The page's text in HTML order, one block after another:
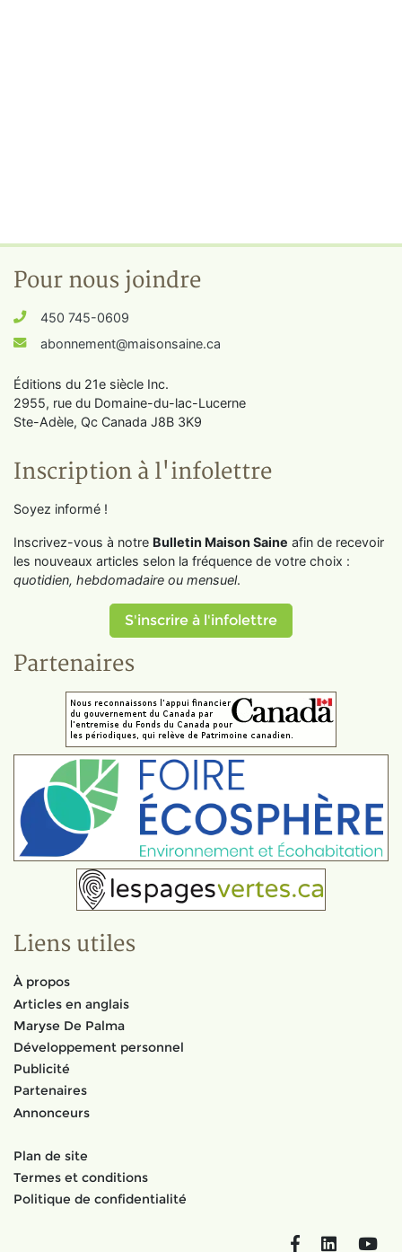
Pour nous joindre
450 745-0609
abonnement@maisonsaine.ca
Éditions du 21e siècle Inc.
2955, rue du Domaine-du-lac-Lucerne
Ste-Adèle, Qc Canada J8B 3K9
Inscription à l'infolettre
Soyez informé !
Inscrivez-vous à notre Bulletin Maison Saine afin de recevoir
les nouveaux articles selon la fréquence de votre choix :
quotidien, hebdomadaire ou mensuel.
S'inscrire à l'infolettre
Partenaires
Liens utiles
À propos
Articles en anglais
Maryse De Palma
Développement personnel
Publicité
Partenaires
Annonceurs
Plan de site
Termes et conditions
Politique de confidentialité
FacebookLinkedIn